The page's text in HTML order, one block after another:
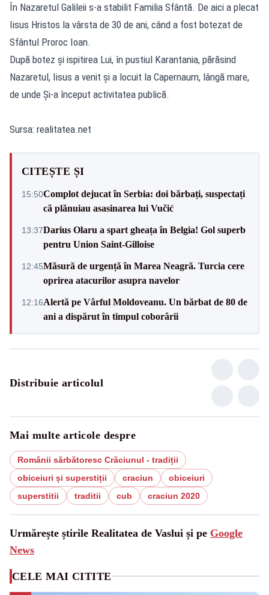
În Nazaretul Galileii s-a stabilit Familia Sfântă. De aici a plecat
Iisus Hristos la vârsta de 30 de ani, când a fost botezat de
Sfântul Proroc Ioan.
După botez şi ispitirea Lui, în pustiul Karantania, părăsind
Nazaretul, Iisus a venit şi a locuit la Capernaum, lângă mare,
de unde Şi-a început activitatea publică.
Sursa: realitatea.net
CITEȘTE ȘI
15:50Complot dejucat în Serbia: doi bărbați, suspectați
că plănuiau asasinarea lui Vučić
13:37Darius Olaru a spart gheața în Belgia! Gol superb
pentru Union Saint-Gilloise
12:45Măsură de urgență în Marea Neagră. Turcia cere
oprirea atacurilor asupra navelor
12:16Alertă pe Vârful Moldoveanu. Un bărbat de 80 de
ani a dispărut în timpul coborârii
Distribuie articolul
Mai multe articole despre
Românii sărbătoresc Crăciunul - tradiții
obiceiuri și superstiții
craciun
obiceiuri
superstitii
traditii cub craciun 2020
Urmărește știrile Realitatea de Vaslui și pe Google
News
CELE MAI CITITE